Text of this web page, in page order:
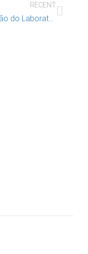
RECENT